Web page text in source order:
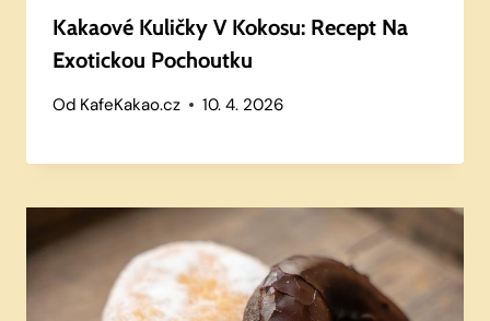
Kakaové Kuličky V Kokosu: Recept Na
Exotickou Pochoutku
Od KafeKakao.cz 10. 4. 2026